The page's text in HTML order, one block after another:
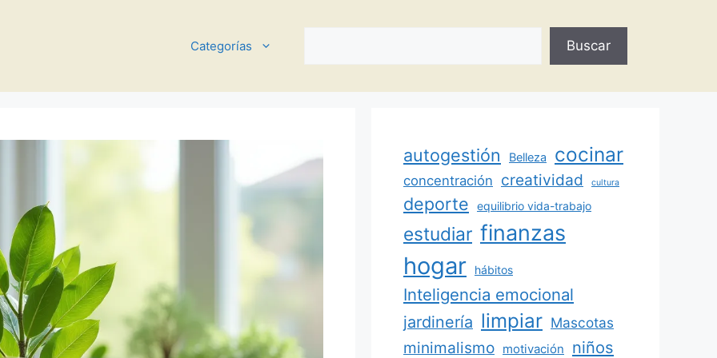
Categorías Buscar
autogestión Belleza cocinar
concentración creatividad cultura
deporte equilibrio vida-trabajo
estudiar finanzas
hogar hábitos
Inteligencia emocional
jardinería limpiar Mascotas
minimalismo motivación niños